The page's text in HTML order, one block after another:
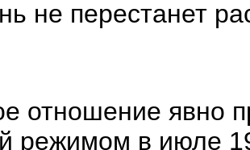
не перестанет
отношение явно
режимом в июле